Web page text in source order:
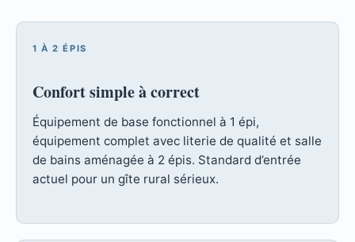
1 À 2 ÉPIS
Confort simple à correct
Équipement de base fonctionnel à 1 épi,
équipement complet avec literie de qualité et salle
de bains aménagée à 2 épis. Standard d’entrée
actuel pour un gîte rural sérieux.